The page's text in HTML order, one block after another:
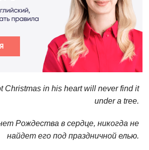
Christmas in his heart will never find it
under a tree.
Рождества в сердце, никогда не
найдет его под праздничной елью.